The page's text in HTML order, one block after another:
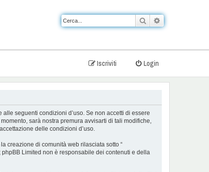
Cerca
Login
Iscriviti
alle seguenti condizioni d’uso. Se non accetti di essere
sarà nostra premura avvisarti di tali modifiche,
delle condizioni d’uso.
la creazione di comunità web rilasciata sotto “
Limited non è responsabile dei contenuti e della